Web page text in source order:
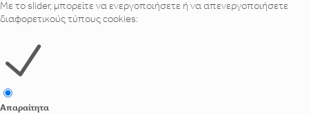
Με το slider, μπορείτε να ενεργοποιήσετε ή να απενεργοποιήσετε
διαφορετικούς τύπους cookies:
Απαραίτητα